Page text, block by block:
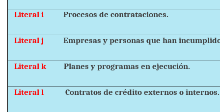
Literal i Procesos de contrataciones.
Literal j Empresas y personas que han
Literal k Planes y programas en ejecución.
Literal l Contratos de crédito externos o internos.